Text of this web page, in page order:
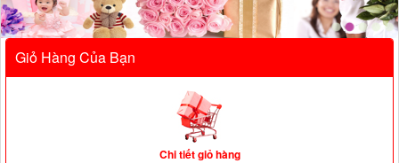
Giỏ Hàng Của Bạn
Chi tiết giỏ hàng